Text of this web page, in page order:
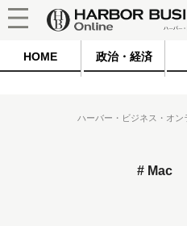
HOME 政治・経済
ハーバー・ビジネス・オン
Mac